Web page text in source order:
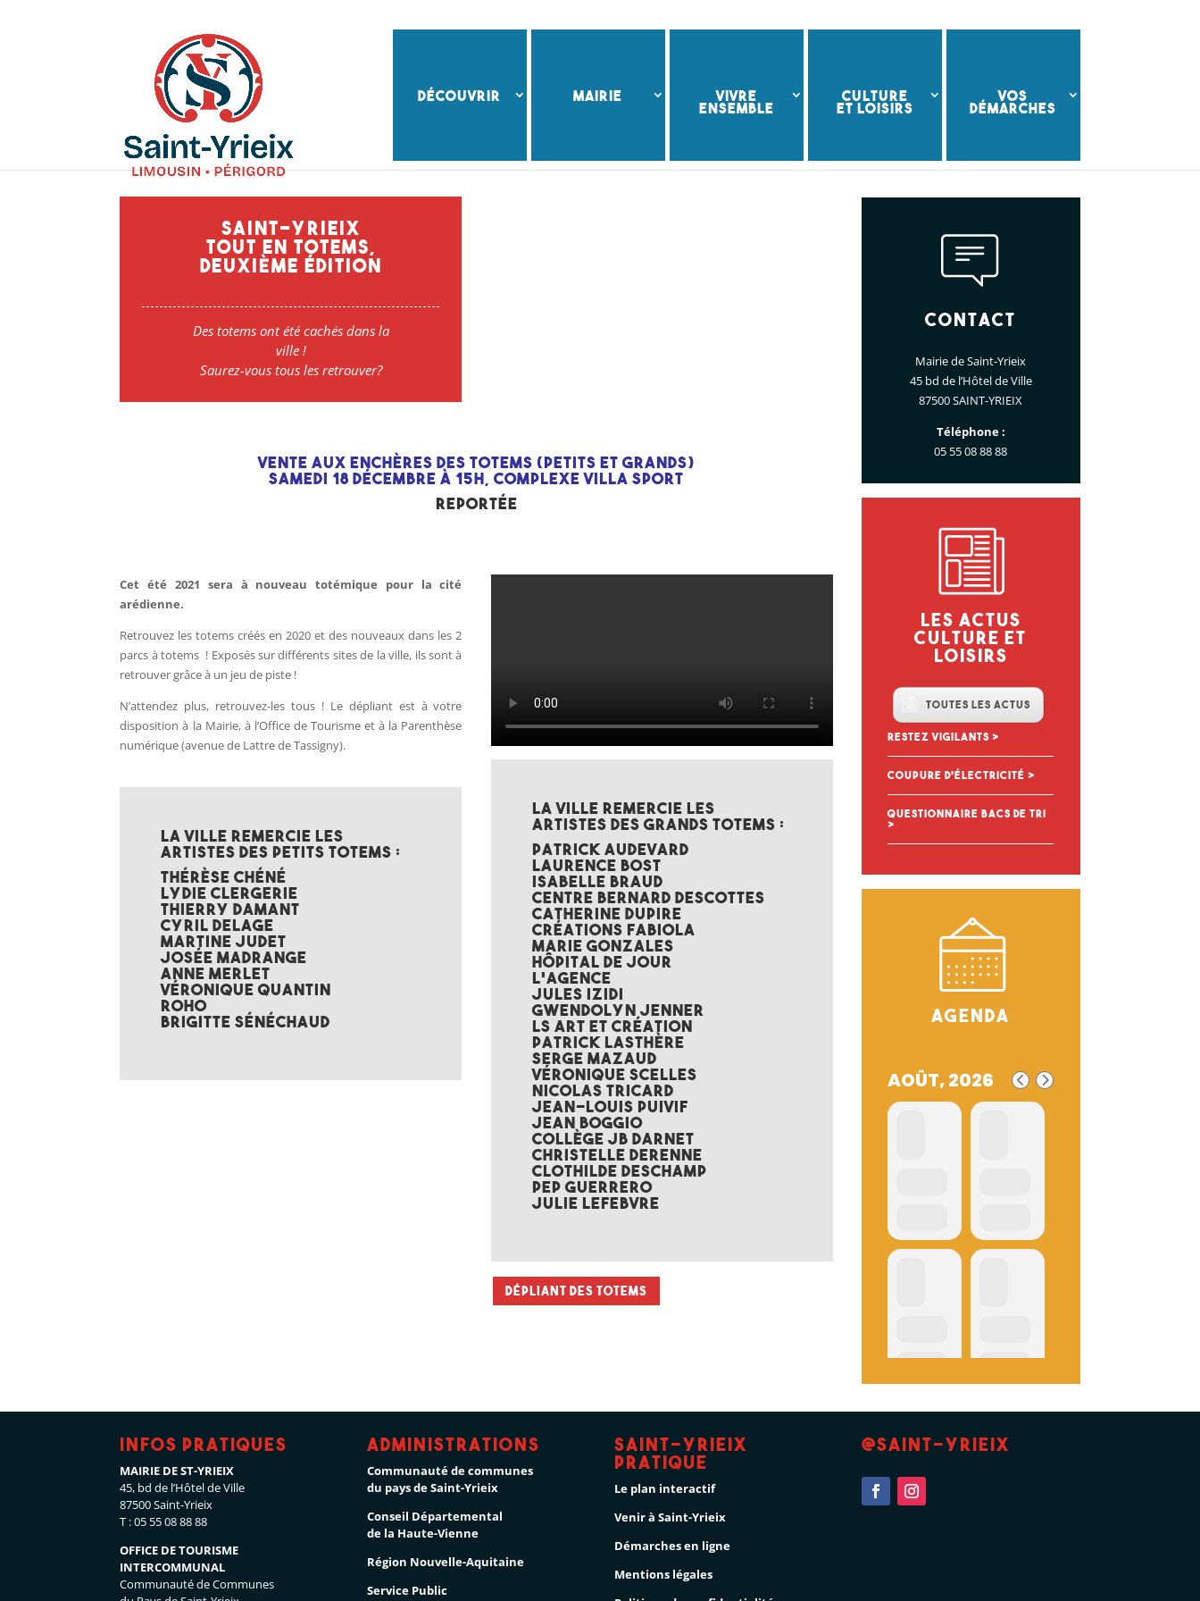
DÉCOUVRIR MAIRIE VIVRE
ENSEMBLE
CULTURE
ET LOISIRS
VOS
DÉMARCHES
SAINT-YRIEIX
TOUT EN TOTEMS,
Deuxième édition
Des totems ont été cachés dans la
ville !
Saurez-vous tous les retrouver?
VENTE AUX ENCHÈRES DES TOTEMS (PETITS ET GRANDS)
SAMEDI 18 DÉCEMBRE à 15h, COMPLEXE VILLA SPORT
REPORTÉE
Cet été 2021 sera à nouveau totémique pour la cité
arédienne.
Retrouvez les totems créés en 2020 et des nouveaux dans les 2
parcs à totems ! Exposés sur différents sites de la ville, ils sont à
retrouver grâce à un jeu de piste !
N’attendez plus, retrouvez-les tous ! Le dépliant est à votre
disposition à la Mairie, à l’Office de Tourisme et à la Parenthèse
numérique (avenue de Lattre de Tassigny).
La Ville remercie les
artistes des petits totems :
Thérèse CHÉNÉ
Lydie CLERGERIE
Thierry DAMANT
Cyril DELAGE
Martine JUDET
Josée MADRANGE
Anne MERLET
Véronique QUANTIN
Roho
Brigitte SÉNÉCHAUD
La Ville remercie les
artistes des grands totems :
Patrick AUDEVARD
Laurence BOST
Isabelle BRAUD
Centre Bernard DESCOTTES
Catherine DUPIRE
Créations FABIOLA
Marie GONZALES
Hôpital de jour
L’Agence
Jules IZIDI
Gwendolyn JENNER
LS Art et Création
Patrick LASTHÈRE
Serge MAZAUD
Véronique SCELLES
Nicolas TRICARD
Jean-Louis PUIVIF
Jean Boggio
Collège JB Darnet
Christelle Derenne
Clothilde Deschamp
Pep Guerrero
Julie Lefebvre
Dépliant des totems
Contact
Mairie de Saint-Yrieix
45 bd de l’Hôtel de Ville
87500 SAINT-YRIEIX
Téléphone :
05 55 08 88 88
Les actus
culture et
loisirs
Toutes les actus
Restez vigilants
Coupure d’électricité
Questionnaire bacs de tri
Agenda
AOÛT, 2026
Infos pratiques
MAIRIE DE ST-YRIEIX
45, bd de l’Hôtel de Ville
87500 Saint-Yrieix
T : 05 55 08 88 88
OFFICE DE TOURISME
INTERCOMMUNAL
Communauté de Communes
Administrations
Communauté de communes
du pays de Saint-Yrieix
Conseil Départemental
de la Haute-Vienne
Région Nouvelle-Aquitaine
Service Public
Saint-Yrieix
pratique
Le plan interactif
Venir à Saint-Yrieix
Démarches en ligne
Mentions légales
@Saint-Yrieix